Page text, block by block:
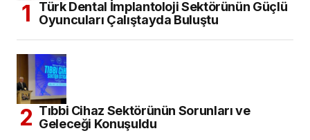
Türk Dental İmplantoloji Sektörünün Güçlü
Oyuncuları Çalıştayda Buluştu
Tıbbi Cihaz Sektörünün Sorunları ve
Geleceği Konuşuldu